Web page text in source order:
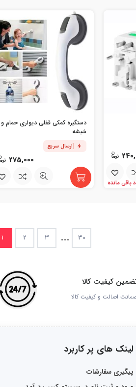
دستگیره کمکی قفلی دیواری حمام و
شیشه
ارسال سریع
275,000
1 2 3 ... 30
کیفیت کالا
اصالت و کیفیت کالا
لینک های پر کاربرد
پیگیری سفارشات